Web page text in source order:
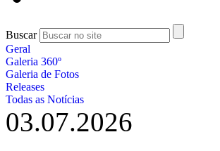
Buscar
Geral
Galeria 360º
Galeria de Fotos
Releases
Todas as Notícias
03.07.2026